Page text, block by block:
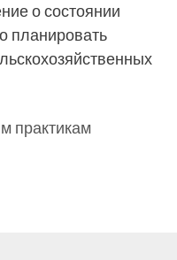
о состоянии
планировать
практикам